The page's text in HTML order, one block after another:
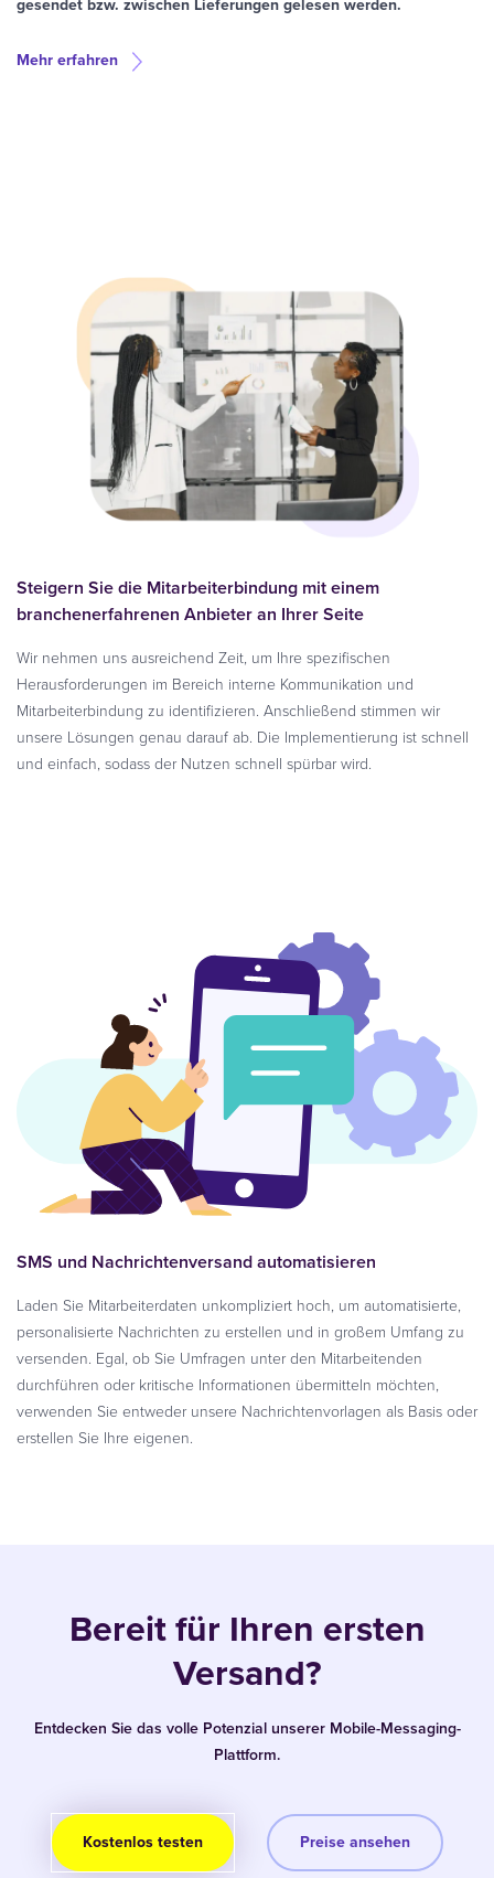
gesendet bzw. zwischen Lieferungen gelesen werden.
Mehr erfahren
Steigern Sie die Mitarbeiterbindung mit einem
branchenerfahrenen Anbieter an Ihrer Seite
Wir nehmen uns ausreichend Zeit, um Ihre spezifischen
Herausforderungen im Bereich interne Kommunikation und
Mitarbeiterbindung zu identifizieren. Anschließend stimmen wir
unsere Lösungen genau darauf ab. Die Implementierung ist schnell
und einfach, sodass der Nutzen schnell spürbar wird.
SMS und Nachrichtenversand automatisieren
Laden Sie Mitarbeiterdaten unkompliziert hoch, um automatisierte,
personalisierte Nachrichten zu erstellen und in großem Umfang zu
versenden. Egal, ob Sie Umfragen unter den Mitarbeitenden
durchführen oder kritische Informationen übermitteln möchten,
verwenden Sie entweder unsere Nachrichtenvorlagen als Basis oder
erstellen Sie Ihre eigenen.
Bereit für Ihren ersten
Versand?
Entdecken Sie das volle Potenzial unserer Mobile-Messaging-
Plattform.
Kostenlos testen Preise ansehen